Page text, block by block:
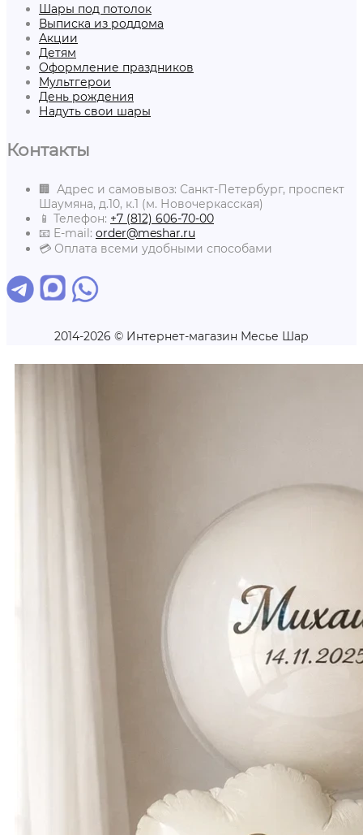
Шары под потолок
Выписка из роддома
Акции
Детям
Оформление праздников
Мультгерои
День рождения
Надуть свои шары
Контакты
🏢 Адрес и самовывоз: Санкт-Петербург, проспект
Шаумяна, д.10, к.1 (м. Новочеркасская)
📱 Телефон: +7 (812) 606-70-00
📧 E-mail: order@meshar.ru
💳 Оплата всеми удобными способами
2014-2026 © Интернет-магазин Месье Шар